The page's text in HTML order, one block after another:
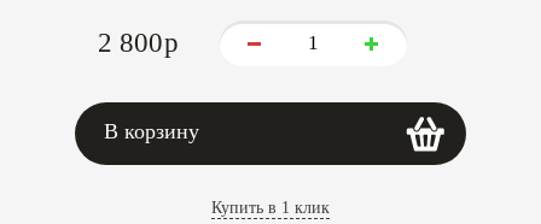
2 800p
В корзину
Купить в 1 клик